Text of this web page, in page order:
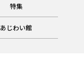
特集
あじわい館